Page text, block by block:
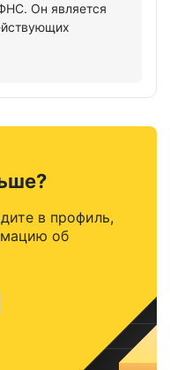
Он является
в профиль,
об